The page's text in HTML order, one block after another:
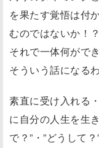
を果たす覚悟は付
むのではないか！？
それで一体何がで
そういう話になるわ
素直に受け入れる
に自分の人生を生
で？”・”どうして